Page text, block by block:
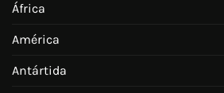
África
América
Antártida